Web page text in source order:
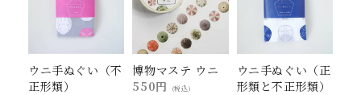
ウニ手ぬぐい（不
正形類）
博物マステ ウニ
550円
(税込)
ウニ手ぬぐい（正
形類と不正形類）